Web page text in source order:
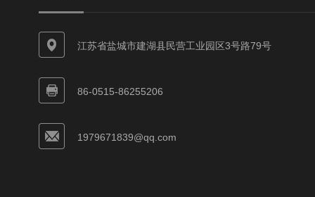
江苏省盐城市建湖县民营工业园区3号路79号
86-0515-86255206
1979671839@qq.com